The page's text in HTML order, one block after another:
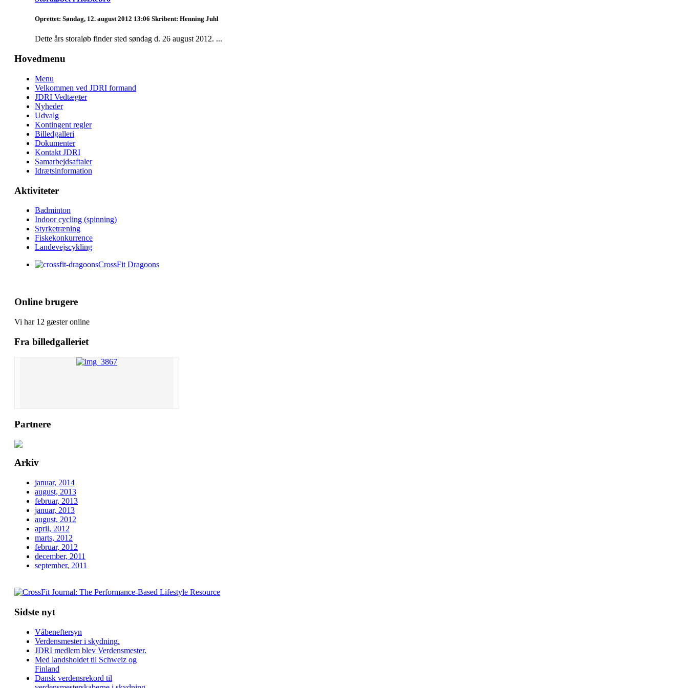
Oprettet: Søndag, 12. august 2012 13:06 Skribent: Henning Juhl
Dette års storaløb finder sted søndag d. 26 august 2012. ...
Hovedmenu
Menu
Velkommen ved JDRI formand
JDRI Vedtægter
Nyheder
Udvalg
Kontingent regler
Billedgalleri
Dokumenter
Kontakt JDRI
Samarbejdsaftaler
Idrætsinformation
Aktiviteter
Badminton
Indoor cycling (spinning)
Styrketræning
Fiskekonkurrence
Landevejscykling
CrossFit Dragoons
Online brugere
Vi har 12 gæster online
Fra billedgalleriet
Partnere
Arkiv
januar, 2014
august, 2013
februar, 2013
januar, 2013
august, 2012
april, 2012
marts, 2012
februar, 2012
december, 2011
september, 2011
Sidste nyt
Våbeneftersyn
Verdensmester i skydning.
JDRI medlem blev Verdensmester.
Med landsholdet til Schweiz og
Finland
Dansk verdensrekord til